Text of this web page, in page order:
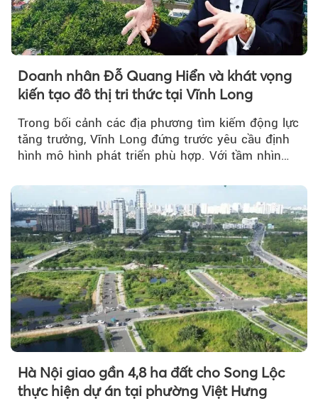
Doanh nhân Đỗ Quang Hiển và khát vọng
kiến tạo đô thị tri thức tại Vĩnh Long
Trong bối cảnh các địa phương tìm kiếm động lực
tăng trưởng, Vĩnh Long đứng trước yêu cầu định
hình mô hình phát triển phù hợp. Với tầm nhìn
Hà Nội giao gần 4,8 ha đất cho Song Lộc
thực hiện dự án tại phường Việt Hưng